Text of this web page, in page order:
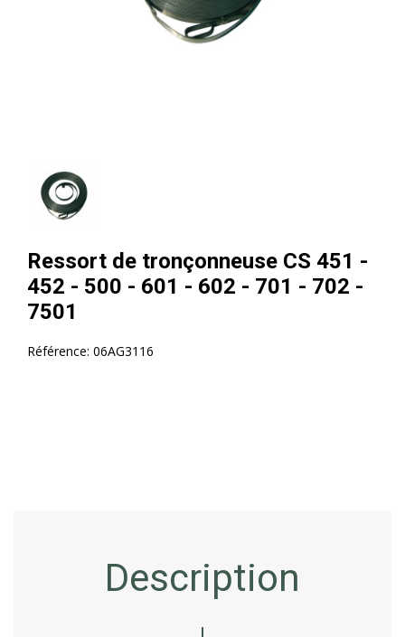
Ressort de tronçonneuse CS 451 -
452 - 500 - 601 - 602 - 701 - 702 -
7501
Référence: 06AG3116
Description